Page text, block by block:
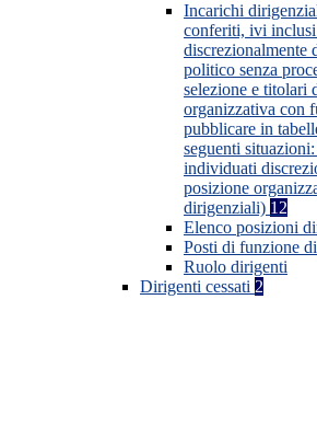
Incarichi
conferiti, ivi
discrezionalmente
politico senza
selezione e titolari
organizzativa con
pubblicare in
seguenti
individuati
posizione
dirigenziali) 12
Elenco posizioni
Posti di funzione
Ruolo dirigenti
Dirigenti cessati 2